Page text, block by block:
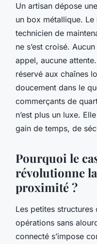
Un artisan dépose
un box métallique. Le
technicien de
ne s’est croisé.
appel, aucune
réservé aux chaînes
doucement dans le
commerçants de
n’est plus un luxe.
gain de temps, de
Pourquoi le
révolutionne
proximité ?
Les petites
opérations sans
connecté s’impose